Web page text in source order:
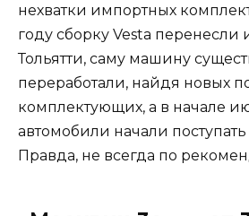
нехватки импортных
году сборку Vesta перенесли
Тольятти, саму машину
переработали, найдя новых
комплектующих, а в начале
автомобили начали
Правда, не всегда по